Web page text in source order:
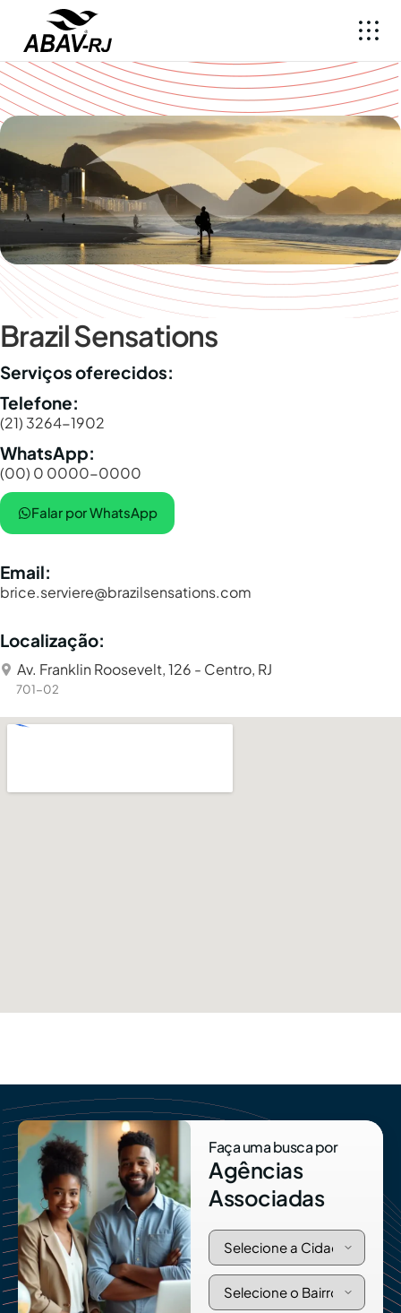
Brazil Sensations
Serviços oferecidos:
Telefone:
(21) 3264-1902
WhatsApp:
(00) 0 0000-0000
Falar por WhatsApp
Email:
brice.serviere@brazilsensations.com
Localização:
Av. Franklin Roosevelt, 126 - Centro, RJ
701-02
Faça uma busca por
Agências
Associadas